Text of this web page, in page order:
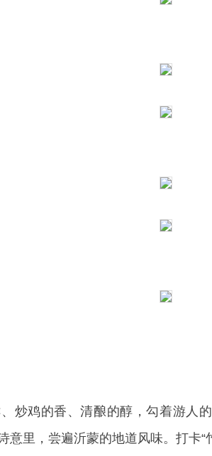
炒鸡的香、清酿的醇，勾着游人
意里，尝遍沂蒙的地道风味。打卡“